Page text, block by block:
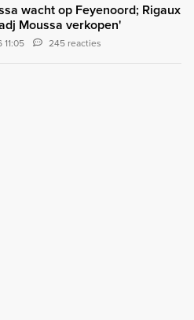
wacht op Feyenoord; Rigaux
Moussa verkopen'
245 reacties